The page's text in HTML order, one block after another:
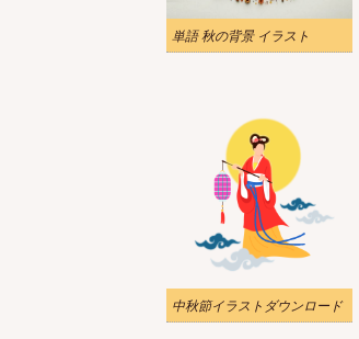
単語 秋の背景 イラスト
中秋節イラストダウンロード